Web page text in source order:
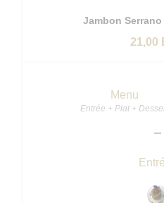
Jambon
21,00
Menu
Entrée + Plat +